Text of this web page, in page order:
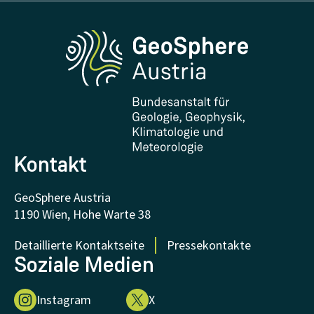
Medien
Kontakt und Besuch
Forschung und Kooperationen
Downloads
Zertifikate und Auszeichnungen
FAQ - Häufig gestellte Fragen
Forschung unterstützen
Erdbeben melden
Phenowatch.at
Kontakt
GeoSphere Austria
1190 Wien, Hohe Warte 38
Detaillierte Kontaktseite
Pressekontakte
Soziale Medien
Instagram X